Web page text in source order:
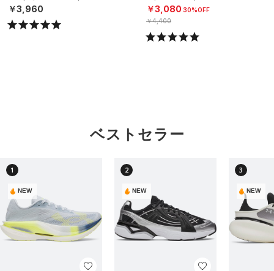
￥3,960 ￥3,080 30%OFF
￥4,400
ベストセラー
1
NEW
2
NEW
3
NEW